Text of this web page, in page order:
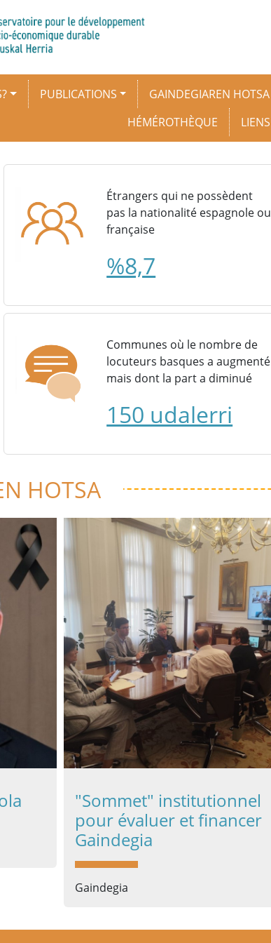
PUBLICATIONS
GAINDEGIAREN HOTSA
HÉMÉROTHÈQUE
LIENS
Étrangers qui ne possèdent
pas la nationalité espagnole ou
française
%8,7
Communes où le nombre de
locuteurs basques a augmenté
mais dont la part a diminué
150 udalerri
HOTSA
"Sommet" institutionnel
pour évaluer et financer
Gaindegia
Gaindegia